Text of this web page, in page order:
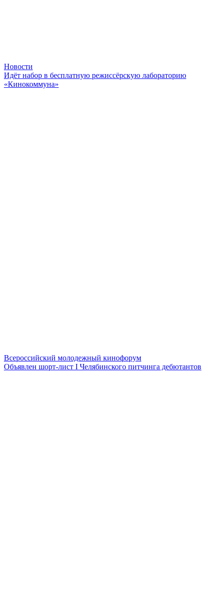
Новости
Идёт набор в бесплатную режиссёрскую лабораторию
«Кинокоммуна»
Всероссийский молодежный кинофорум
Объявлен шорт-лист I Челябинского питчинга дебютантов